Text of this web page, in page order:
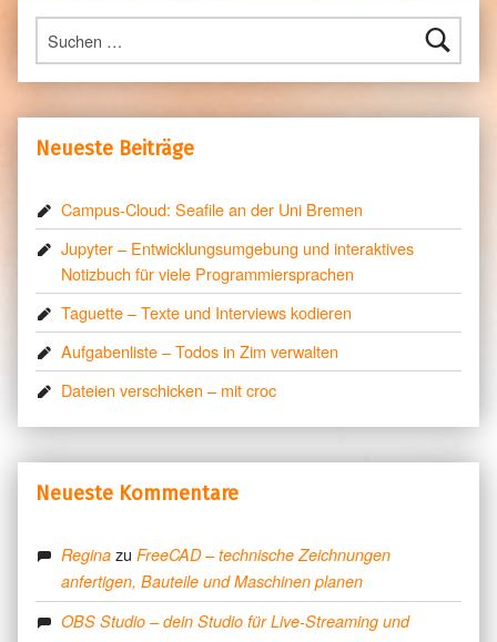
Suchen nach:
Neueste Beiträge
Campus-Cloud: Seafile an der Uni Bremen
Jupyter – Entwicklungsumgebung und interaktives
Notizbuch für viele Programmiersprachen
Taguette – Texte und Interviews kodieren
Aufgabenliste – Todos in Zim verwalten
Dateien verschicken – mit croc
Neueste Kommentare
Regina zuFreeCAD – technische Zeichnungen
anfertigen, Bauteile und Maschinen planen
OBS Studio – dein Studio für Live-Streaming und